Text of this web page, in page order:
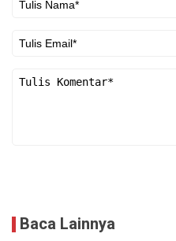
Baca Lainnya